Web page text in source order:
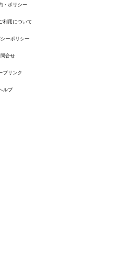
・ポリシー
利用について
ーポリシー
合せ
プリンク
ルプ